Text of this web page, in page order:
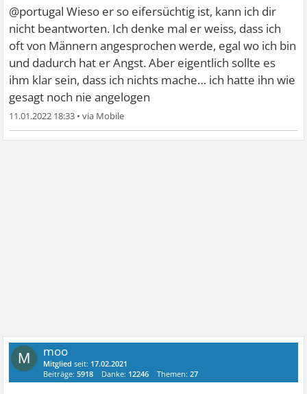
@portugal Wieso er so eifersüchtig ist, kann ich dir
nicht beantworten. Ich denke mal er weiss, dass ich
oft von Männern angesprochen werde, egal wo ich bin
und dadurch hat er Angst. Aber eigentlich sollte es
ihm klar sein, dass ich nichts mache… ich hatte ihn wie
gesagt noch nie angelogen
11.01.2022 18:33 •
M moo
Mitglied seit: 17.02.2021
Beiträge:5918 Danke: 12246 Themen:27